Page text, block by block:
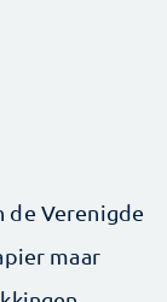
de Verenigde
maar